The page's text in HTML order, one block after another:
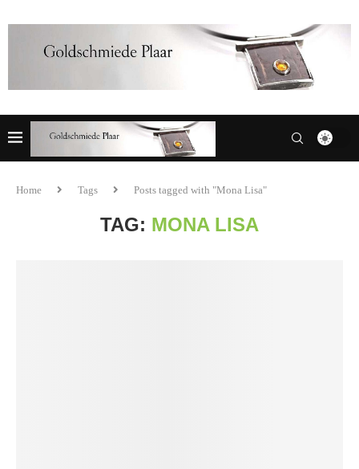
Home Tags Posts tagged with "Mona Lisa"
TAG: MONA LISA